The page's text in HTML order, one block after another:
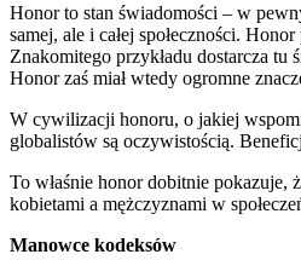
Honor to stan świadomości – w
samej, ale i całej społeczności.
Znakomitego przykładu dostarcza tu
Honor zaś miał wtedy ogromne
W cywilizacji honoru, o jakiej
globalistów są oczywistością.
To właśnie honor dobitnie pokazuje,
kobietami a mężczyznami w
Manowce kodeksów